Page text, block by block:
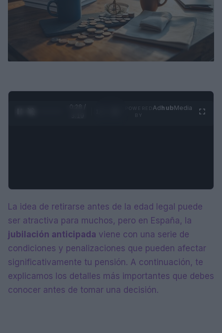
0:28 /
AdhubMedia
La idea de retirarse antes de la edad legal puede
ser atractiva para muchos, pero en España, la
jubilación anticipada viene con una serie de
condiciones y penalizaciones que pueden afectar
significativamente tu pensión. A continuación, te
explicamos los detalles más importantes que debes
conocer antes de tomar una decisión.